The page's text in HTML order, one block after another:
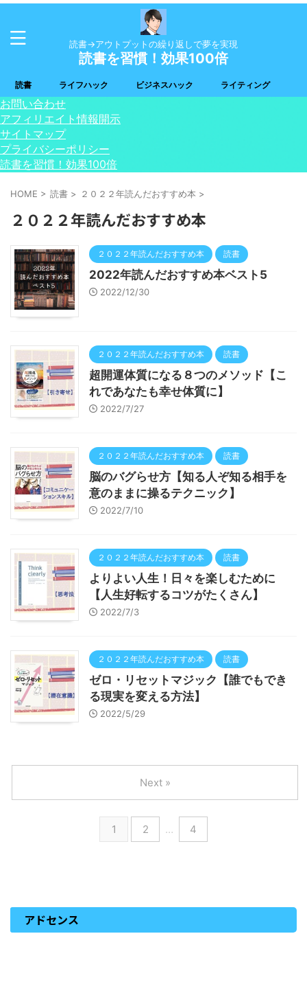
読書→アウトプットの繰り返しで夢を実現
読書を習慣！効果100倍
読書 ライフハック ビジネスハック ライティング
お問い合わせ
アフィリエイト情報開示
サイトマップ
プライバシーポリシー
読書を習慣！効果100倍
HOME > 読書 > ２０２２年読んだおすすめ本 >
２０２２年読んだおすすめ本
２０２２年読んだおすすめ本 読書
2022年読んだおすすめ本ベスト5
2022/12/30
２０２２年読んだおすすめ本 読書
超開運体質になる８つのメソッド【こ
れであなたも幸せ体質に】
2022/7/27
２０２２年読んだおすすめ本 読書
脳のバグらせ方【知る人ぞ知る相手を
意のままに操るテクニック】
2022/7/10
２０２２年読んだおすすめ本 読書
よりよい人生！日々を楽しむために
【人生好転するコツがたくさん】
2022/7/3
２０２２年読んだおすすめ本 読書
ゼロ・リセットマジック【誰でもでき
る現実を変える方法】
2022/5/29
1 2 … 4
Next »
アドセンス